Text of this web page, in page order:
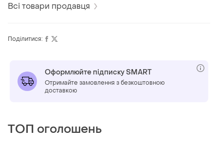
Всі товари продавця
Поділитися:
Оформлюйте підписку SMART
Отримайте замовлення з безкоштовною
доставкою
ТОП оголошень